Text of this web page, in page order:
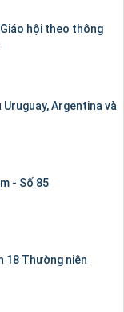
hội theo thông
Argentina và
- Số 85
18 Thường niên